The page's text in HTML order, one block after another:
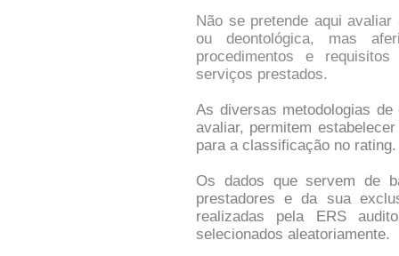
Não se pretende aqui
ou deontológica, mas
procedimentos e
serviços prestados.
As diversas metodologias
avaliar, permitem
para a classificação no rating.
Os dados que servem de
prestadores e da sua
realizadas pela ERS
selecionados aleatoriamente.